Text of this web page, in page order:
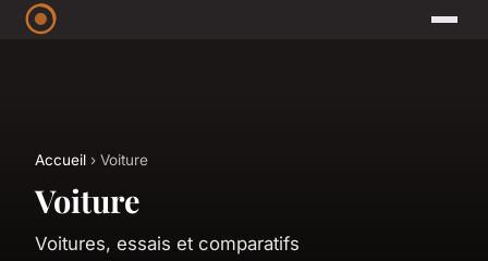
Accueil › Voiture
Voiture
Voitures, essais et comparatifs